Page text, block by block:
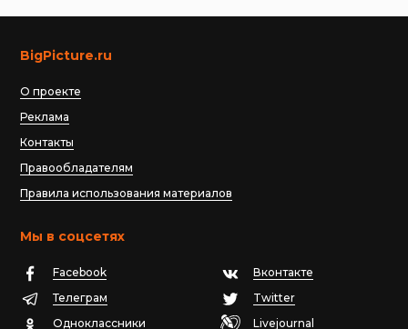
BigPicture.ru
О проекте
Реклама
Контакты
Правообладателям
Правила использования материалов
Мы в соцсетях
Facebook
Вконтакте
Телеграм
Twitter
Одноклассники
Livejournal